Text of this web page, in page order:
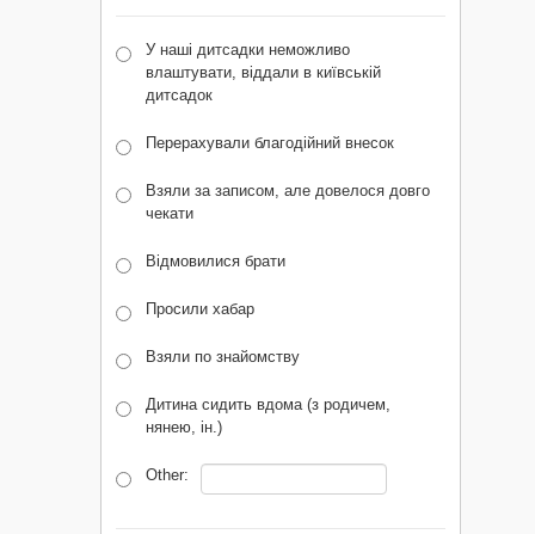
У наші дитсадки неможливо
влаштувати, віддали в київській
дитсадок
Перерахували благодійний внесок
Взяли за записом, але довелося довго
чекати
Відмовилися брати
Просили хабар
Взяли по знайомству
Дитина сидить вдома (з родичем,
нянею, ін.)
Other: